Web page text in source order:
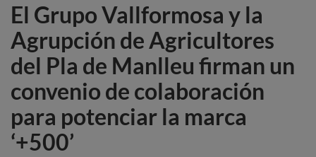
El Grupo Vallformosa y la
Agrupción de Agricultores
del Pla de Manlleu firman un
convenio de colaboración
para potenciar la marca
‘+500’